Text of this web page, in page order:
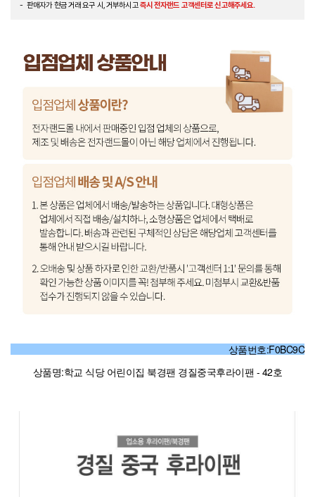
판매자가 현금 거래 요구 시, 거부하시고즉시 전자랜드 고객센터로 신고해주세요.
상품번호:F0BC9C
상품명:학교 식당 어린이집 북경팬 경질중국후라이팬 - 42호